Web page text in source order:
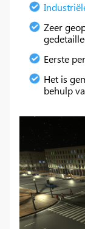
Zeer
Eerste
Het is
behulp